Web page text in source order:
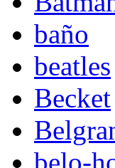
baño
beatles
Becket